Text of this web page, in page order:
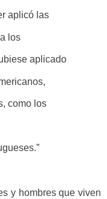
aplicó las
los
aplicado
como los
y hombres que viven